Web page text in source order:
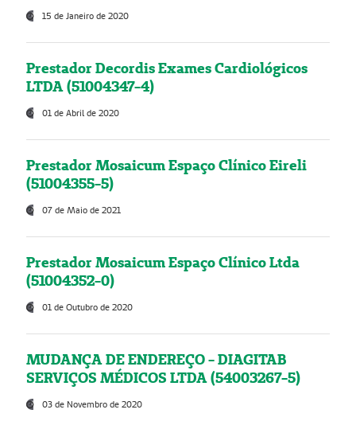
15 de Janeiro de 2020
Prestador Decordis Exames Cardiológicos
LTDA (51004347-4)
01 de Abril de 2020
Prestador Mosaicum Espaço Clínico Eireli
(51004355-5)
07 de Maio de 2021
Prestador Mosaicum Espaço Clínico Ltda
(51004352-0)
01 de Outubro de 2020
MUDANÇA DE ENDEREÇO - DIAGITAB
SERVIÇOS MÉDICOS LTDA (54003267-5)
03 de Novembro de 2020